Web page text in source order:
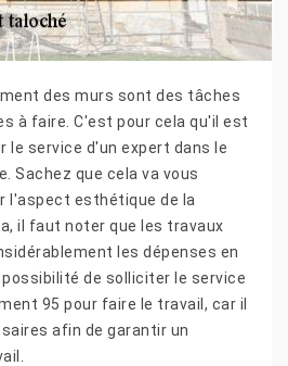
des murs sont des tâches
à faire. C'est pour cela qu'il est
service d'un expert dans le
Sachez que cela va vous
l'aspect esthétique de la
il faut noter que les travaux
les dépenses en
possibilité de solliciter le service
95 pour faire le travail, car il
afin de garantir un